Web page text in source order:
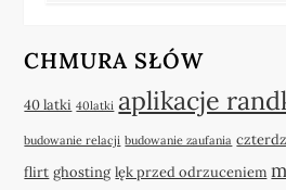
CHMURA SŁÓW
40 latki 40latki aplikacje
budowanie relacji budowanie zaufania
flirt ghosting lęk przed odrzuceniem